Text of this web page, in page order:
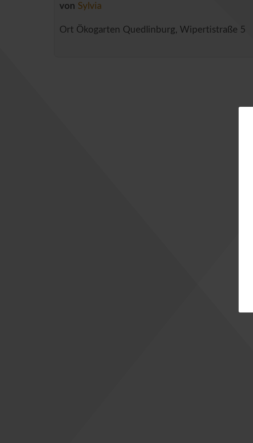
von Sylvia
Ort Ökogarten Quedlinburg, Wipertistraße 5